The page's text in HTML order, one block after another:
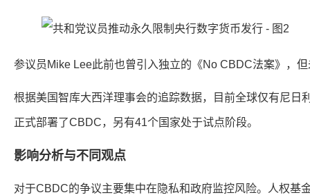
参议员Mike Lee此前也曾引入独立的《No CBDC法案》，
根据美国智库大西洋理事会的追踪数据，目前全球仅有尼日
正式部署了CBDC，另有41个国家处于试点阶段。
影响分析与不同观点
对于CBDC的争议主要集中在隐私和政府监控风险。人权基